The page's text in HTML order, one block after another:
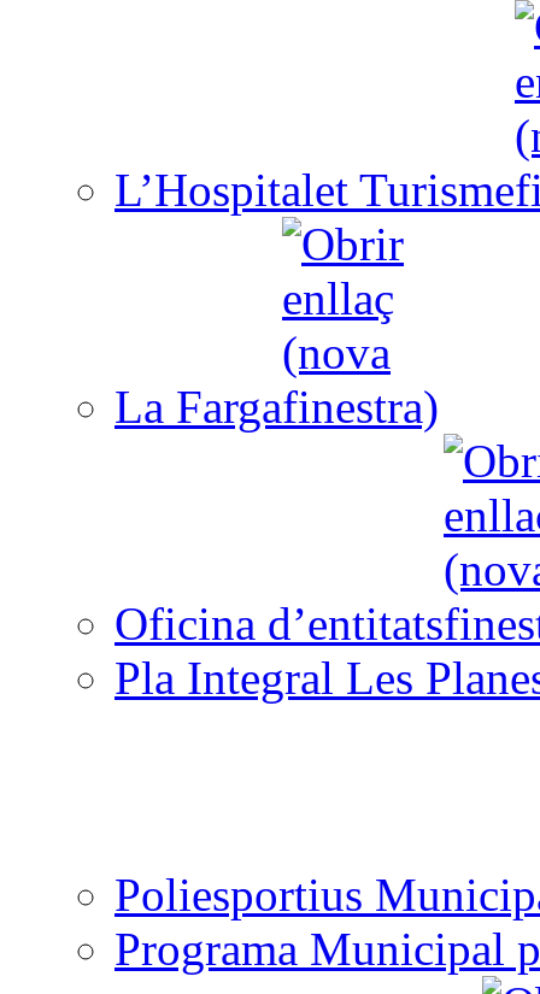
L’Hospitalet Turisme
La Farga
Oficina d’entitats
Pla Integral Les
Poliesportius
Programa Municipal